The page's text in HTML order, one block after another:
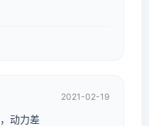
2021-02-19
动力差